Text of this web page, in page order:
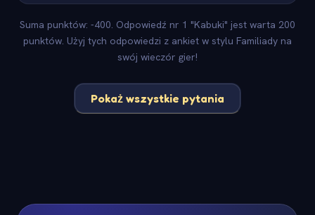
Suma punktów: -400. Odpowiedź nr 1 "Kabuki" jest warta 200
punktów. Użyj tych odpowiedzi z ankiet w stylu Familiady na
swój wieczór gier!
Pokaż wszystkie pytania